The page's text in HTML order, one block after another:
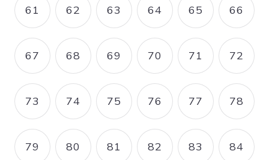
PAGE
61 PAGE
62 PAGE
63 PAGE
64 PAGE
65 PAGE
66
PAGE
67 PAGE
68 PAGE
69 PAGE
70 PAGE
71 PAGE
72
PAGE
73 PAGE
74 PAGE
75 PAGE
76 PAGE
77 PAGE
78
PAGE
79 PAGE
80 PAGE
81 PAGE
82 PAGE
83 PAGE
84